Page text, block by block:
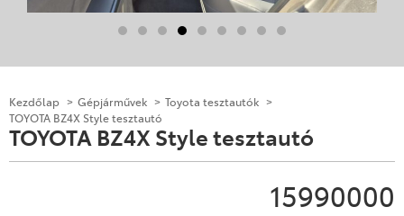
Kezdőlap Gépjárművek
Toyota tesztautók
TOYOTA BZ4X Style tesztautó
TOYOTA BZ4X Style tesztautó
15990000